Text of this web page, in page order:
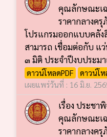
คุณลักษณะเ
ราคากลางค
โปรแกรมออกแบบคลัง
สามารถ เชื่อมต่อกับ แ
๓ มิติ ประจำปีงบประม
ดาวน์โหลดPDF ดาวน์โห
เผยแพร่วันที่ : 16 มิ.ย.
เรื่อง ประชา
คุณลักษณะเ
ราคากลางค